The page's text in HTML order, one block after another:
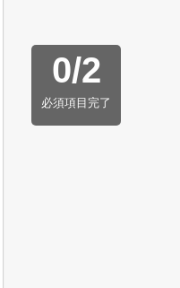
0/2
必須項目完了